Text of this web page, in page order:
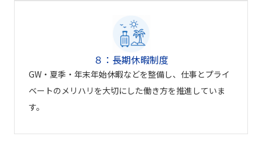
８：長期休暇制度
GW・夏季・年末年始休暇などを整備し、仕事とプライ
ベートのメリハリを大切にした働き方を推進していま
す。